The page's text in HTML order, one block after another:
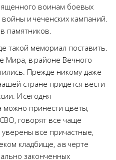
воинам боевых
и чеченских кампаний.
памятников.
такой мемориал поставить.
Мира, в районе Вечного
Прежде никому даже
стране придется вести
И сегодня
можно принести цветы,
говорят все чаще
все причастные,
кладбище, а в черте
законченных